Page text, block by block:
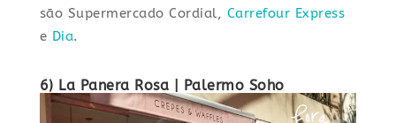
são Supermercado Cordial, Carrefour Express
e Dia.
6) La Panera Rosa | Palermo Soho